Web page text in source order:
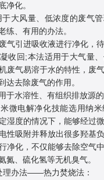
底净化。
大风量、低浓度的废气
老练、有用的办法。
气引进吸收液进行净化，
收回;本法适用于大气量
废气易溶于水的特性，废
到达去除废气的作用。
用于水溶性、有组织排放
微电解净化技能选用纳
湿度的情况下，能够经过
性吸附并释放出很多羟基
净化，不仅能够去除空气
氨氮、硫化氢等无机臭
处理办法——热力焚烧法